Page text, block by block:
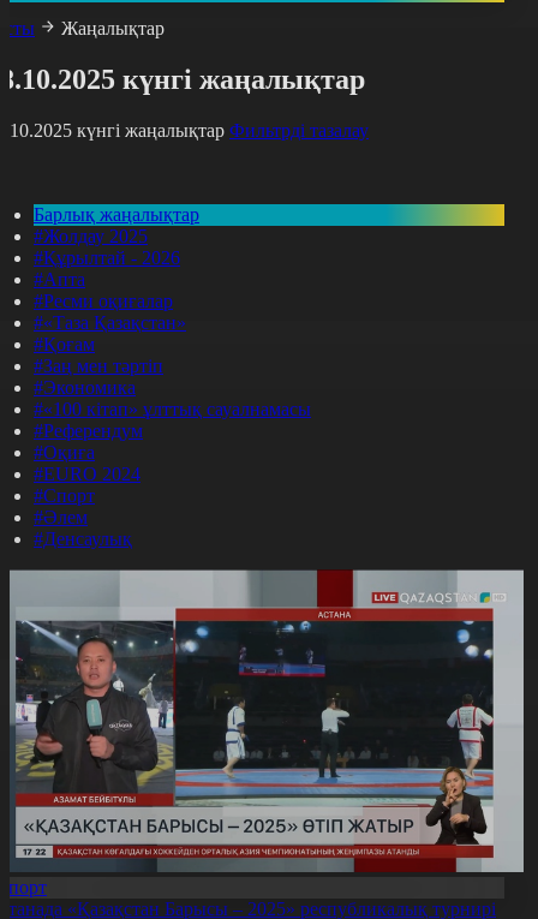
Жаңалықтар
күнгі жаңалықтар
күнгі жаңалықтар Фильтрді тазалау
Барлық жаңалықтар
#Жолдау 2025
#Құрылтай - 2026
#Апта
#Ресми оқиғалар
#«Таза Қазақстан»
#Қоғам
#Заң мен тәртіп
#Экономика
#«100 кітап» ұлттық сауалнамасы
#Референдум
#Оқиға
#EURO 2024
#Спорт
#Әлем
#Денсаулық
«Қазақстан Барысы – 2025» республикалық турнирі